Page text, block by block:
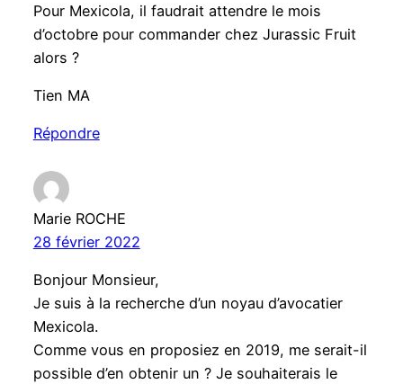
Pour Mexicola, il faudrait attendre le mois
d’octobre pour commander chez Jurassic Fruit
alors ?
Tien MA
Répondre
Marie ROCHE
28 février 2022
Bonjour Monsieur,
Je suis à la recherche d’un noyau d’avocatier
Mexicola.
Comme vous en proposiez en 2019, me serait-il
possible d’en obtenir un ? Je souhaiterais le